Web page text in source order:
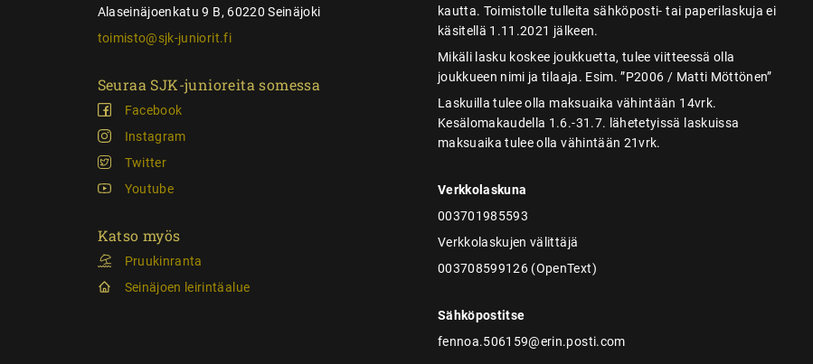
Alaseinäjoenkatu 9 B, 60220 Seinäjoki
toimisto@sjk-juniorit.fi
Seuraa SJK-junioreita somessa
Facebook
Instagram
Twitter
Youtube
Katso myös
Pruukinranta
Seinäjoen leirintäalue
kautta. Toimistolle tulleita sähköposti- tai paperilaskuja ei
käsitellä 1.11.2021 jälkeen.
Mikäli lasku koskee joukkuetta, tulee viitteessä olla
joukkueen nimi ja tilaaja. Esim. ”P2006 / Matti Möttönen”
Laskuilla tulee olla maksuaika vähintään 14vrk.
Kesälomakaudella 1.6.-31.7. lähetetyissä laskuissa
maksuaika tulee olla vähintään 21vrk.
Verkkolaskuna
003701985593
Verkkolaskujen välittäjä
003708599126 (OpenText)
Sähköpostitse
fennoa.506159@erin.posti.com